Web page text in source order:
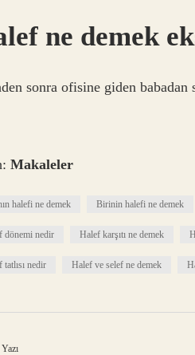
ne demek
sonra ofisine giden babadan
Makaleler
halefi ne demek Birinin halefi ne demek
dönemi nedir Halef karşıtı ne demek
tatlısı nedir Halef ve selef ne demek